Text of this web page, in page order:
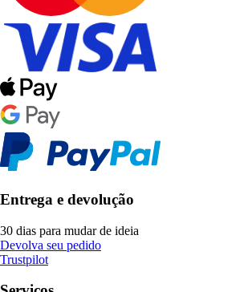
Entrega e devolução
30 dias para mudar de ideia
Devolva seu pedido
Trustpilot